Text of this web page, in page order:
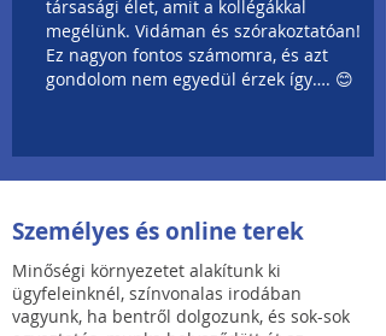
társasági élet, amit a kollégákkal
megélünk. Vidáman és szórakoztatóan!
Ez nagyon fontos számomra, és azt
gondolom nem egyedül érzek így…. 😊
Személyes és online terek
Minőségi környezetet alakítunk ki
ügyfeleinknél, színvonalas irodában
vagyunk, ha bentről dolgozunk, és sok-sok